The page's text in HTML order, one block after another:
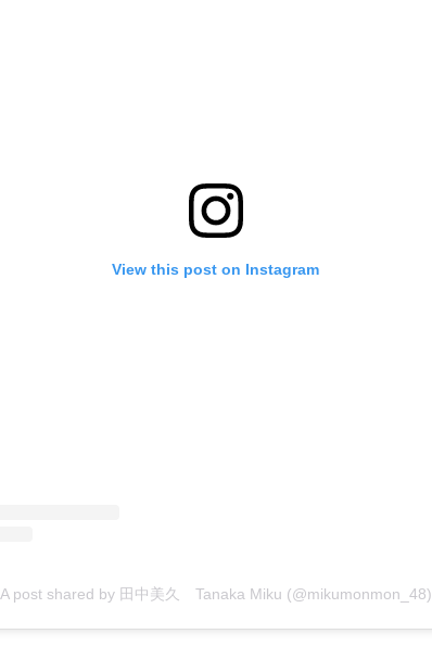
View this post on Instagram
A post shared by 田中美久 Tanaka Miku (@mikumonmon_48)